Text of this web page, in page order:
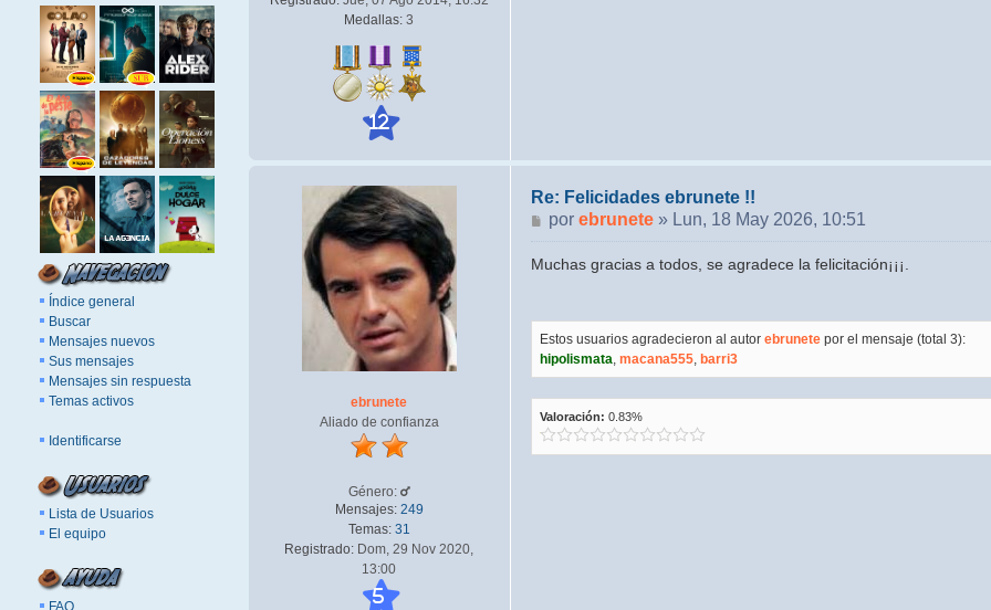
Índice general
Buscar
Mensajes nuevos
Sus mensajes
Mensajes sin respuesta
Temas activos
Identificarse
Lista de Usuarios
El equipo
FAQ
Medallas: 3
12
ebrunete
Aliado de confianza
Género:
Mensajes: 249
Temas: 31
Registrado: Dom, 29 Nov 2020,
13:00
5
Re: Felicidades ebrunete !!
Mensaje
porebrunete » Lun, 18 May 2026, 10:51
Muchas gracias a todos, se agradece la felicitación¡¡¡.
Estos usuarios agradecieron al autor ebrunetepor el mensaje (total 3):
hipolismata, macana555, barri3
Valoración: 0.83%